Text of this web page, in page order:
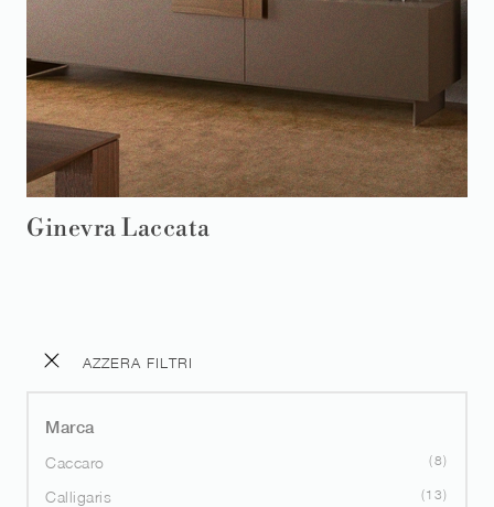
AZZERA FILTRI
Marca
Caccaro
8
Calligaris 13
Ginevra Laccata